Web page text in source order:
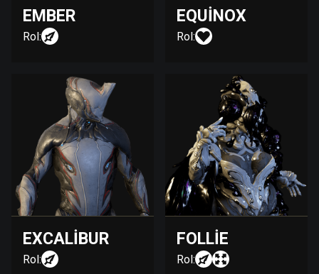
EMBER
Rol:
EQUINOX
Rol:
EXCALIBUR
Rol:
FOLLIE
Rol: